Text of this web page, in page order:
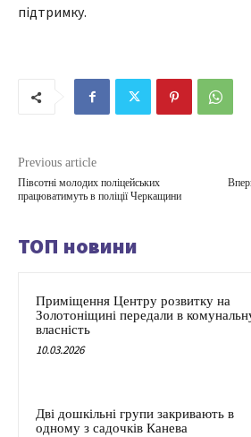
підтримку.
Previous article
Півсотні молодих поліцейських
працюватимуть в поліції Черкащини
ТОП новини
Приміщення Центру розвитку на
Золотоніщині передали в
власність
10.03.2026
Дві дошкільні групи закривають в
одному з садочків Канева